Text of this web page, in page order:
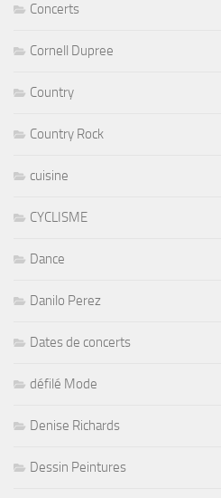
Concerts
Cornell Dupree
Country
Country Rock
cuisine
CYCLISME
Dance
Danilo Perez
Dates de concerts
défilé Mode
Denise Richards
Dessin Peintures